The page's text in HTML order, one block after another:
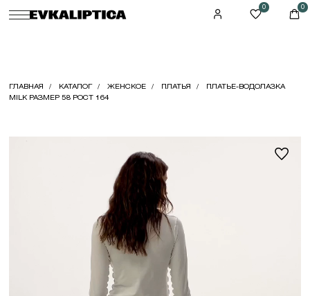
0 0
ГЛАВНАЯ КАТАЛОГ ЖЕНСКОЕ ПЛАТЬЯ
ПЛАТЬЕ-ВОДОЛАЗКА
MILK РАЗМЕР 58 РОСТ 164